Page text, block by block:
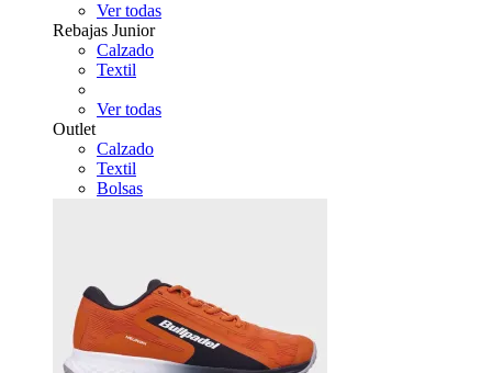
Ver todas
Rebajas Junior
Calzado
Textil
Ver todas
Outlet
Calzado
Textil
Bolsas